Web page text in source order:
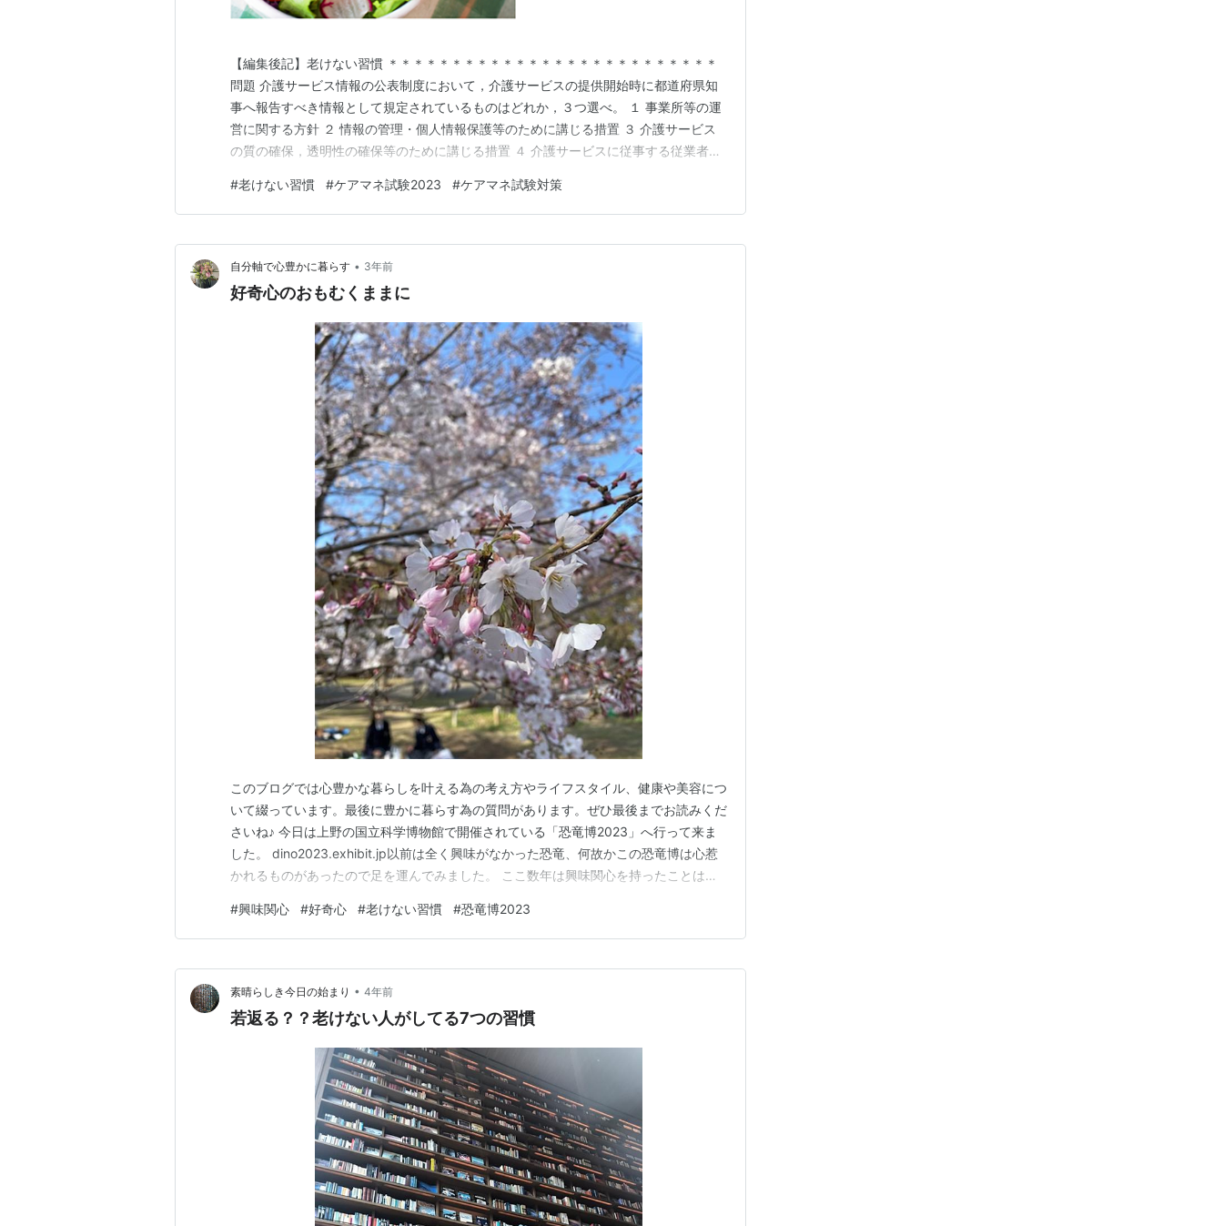
【編集後記】老けない習慣 ＊＊＊＊＊＊＊＊＊＊＊＊＊＊＊＊＊＊＊＊＊＊＊＊＊＊
問題 介護サービス情報の公表制度において，介護サービスの提供開始時に都道府県知
事へ報告すべき情報として規定されているものはどれか，３つ選べ。 １ 事業所等の運
営に関する方針 ２ 情報の管理・個人情報保護等のために講じる措置 ３ 介護サービス
の質の確保，透明性の確保等のために講じる措置 ４ 介護サービスに従事する従業者に
介護サービス情報の公表に関する情報は3つあります。 ①基本情報、②運営情報、③
任意報告情報、この…
#老けない習慣 #ケアマネ試験2023 #ケアマネ試験対策
自分軸で心豊かに暮らす • 3年前
好奇心のおもむくままに
このブログでは心豊かな暮らしを叶える為の考え方やライフスタイル、健康や美容につ
いて綴っています。最後に豊かに暮らす為の質問があります。ぜひ最後までお読みくだ
さいね♪ 今日は上野の国立科学博物館で開催されている「恐竜博2023」へ行って来ま
した。 dino2023.exhibit.jp以前は全く興味がなかった恐竜、何故かこの恐竜博は心惹
かれるものがあったので足を運んでみました。 ここ数年は興味関心を持ったことは、
ら“老いない脳“の為に。 年齢を重ねると好奇心が湧くことが少なくなりがち。 好奇心
は持とうと思って持てるもの…
#興味関心 #好奇心 #老けない習慣 #恐竜博2023
素晴らしき今日の始まり • 4年前
若返る？？老けない人がしてる7つの習慣